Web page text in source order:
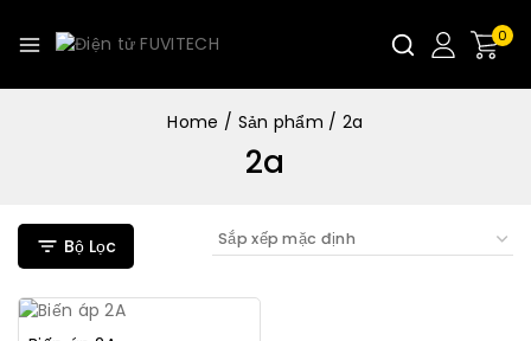
0
Home / Sản phẩm / 2a
2a
Bộ Lọc